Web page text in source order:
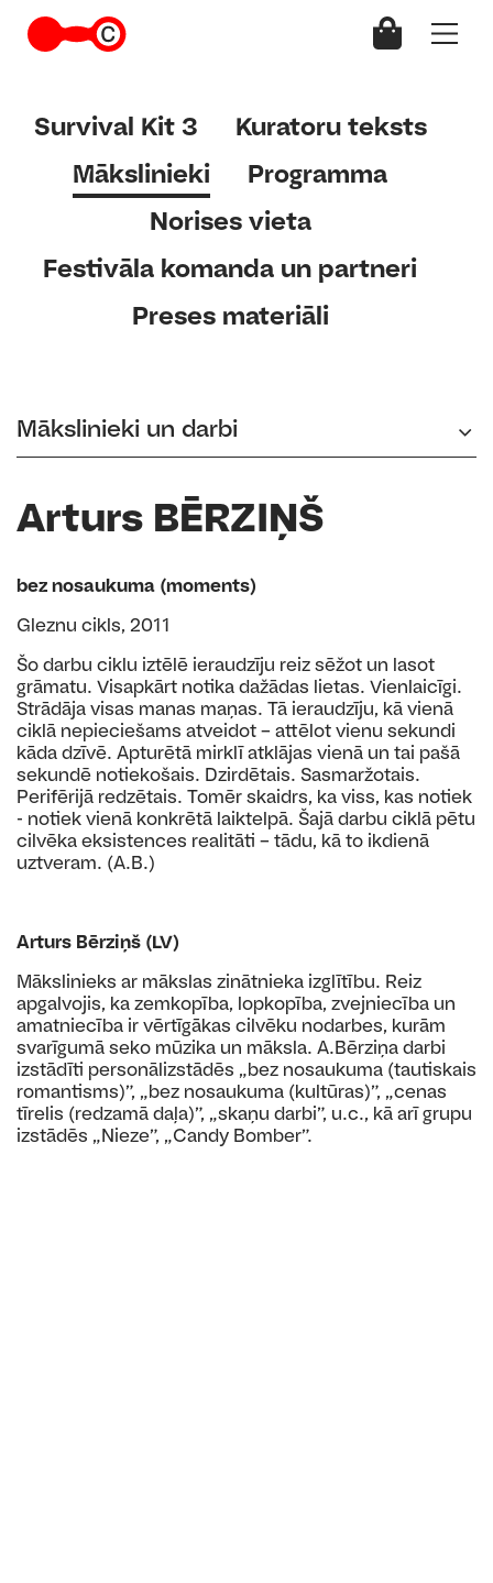
Survival Kit 3
Kuratoru teksts
Mākslinieki
Programma
Norises vieta
Festivāla komanda un partneri
Preses materiāli
Mākslinieki un darbi
Arturs BĒRZIŅŠ
bez nosaukuma (moments)
Gleznu cikls, 2011
Šo darbu ciklu iztēlē ieraudzīju reiz sēžot un lasot
grāmatu. Visapkārt notika dažādas lietas. Vienlaicīgi.
Strādāja visas manas maņas. Tā ieraudzīju, kā vienā
ciklā nepieciešams atveidot – attēlot vienu sekundi
kāda dzīvē. Apturētā mirklī atklājas vienā un tai pašā
sekundē notiekošais. Dzirdētais. Sasmaržotais.
Perifērijā redzētais. Tomēr skaidrs, ka viss, kas notiek
- notiek vienā konkrētā laiktelpā. Šajā darbu ciklā pētu
cilvēka eksistences realitāti – tādu, kā to ikdienā
uztveram. (A.B.)
Arturs Bērziņš (LV)
Mākslinieks ar mākslas zinātnieka izglītību. Reiz
apgalvojis, ka zemkopība, lopkopība, zvejniecība un
amatniecība ir vērtīgākas cilvēku nodarbes, kurām
svarīgumā seko mūzika un māksla. A.Bērziņa darbi
izstādīti personālizstādēs „bez nosaukuma (tautiskais
romantisms)”, „bez nosaukuma (kultūras)”, „cenas
tīrelis (redzamā daļa)”, „skaņu darbi”, u.c., kā arī grupu
izstādēs „Nieze”, „Candy Bomber”.